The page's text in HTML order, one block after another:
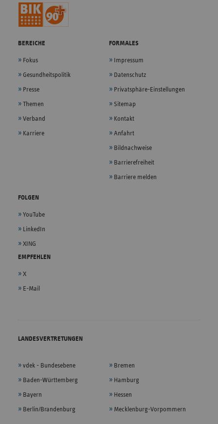
BEREICHE
Fokus
Gesundheitspolitik
Presse
Themen
Verband
Karriere
FORMALES
Impressum
Datenschutz
Privatsphäre-Einstellungen
Sitemap
Kontakt
Anfahrt
Bildnachweise
Barrierefreiheit
Barriere melden
FOLGEN
YouTube
LinkedIn
XING
EMPFEHLEN
X
E-Mail
LANDESVERTRETUNGEN
vdek - Bundesebene
Baden-Württemberg
Bayern
Berlin/Brandenburg
Bremen
Hamburg
Hessen
Mecklenburg-Vorpommern